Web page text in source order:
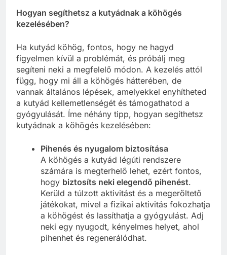
Hogyan segíthetsz a kutyádnak a köhögés
kezelésében?
Ha kutyád köhög, fontos, hogy ne hagyd
figyelmen kívül a problémát, és próbálj meg
segíteni neki a megfelelő módon. A kezelés attól
függ, hogy mi áll a köhögés hátterében, de
vannak általános lépések, amelyekkel enyhítheted
a kutyád kellemetlenségét és támogathatod a
gyógyulását. Íme néhány tipp, hogyan segíthetsz
kutyádnak a köhögés kezelésében:
Pihenés és nyugalom biztosítása
A köhögés a kutyád légúti rendszere
számára is megterhelő lehet, ezért fontos,
hogy biztosíts neki elegendő pihenést.
Kerüld a túlzott aktivitást és a megerőltető
játékokat, mivel a fizikai aktivitás fokozhatja
a köhögést és lassíthatja a gyógyulást. Adj
neki egy nyugodt, kényelmes helyet, ahol
pihenhet és regenerálódhat.